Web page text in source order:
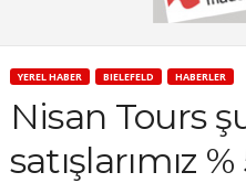
r
k
YEREL HABER BIELEFELD HABERLER
Nisan Tours
satışlarımız